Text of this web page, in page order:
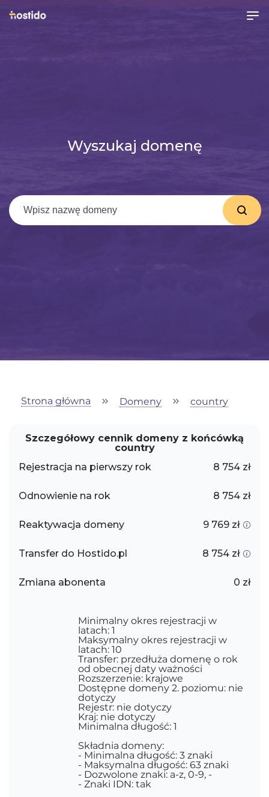
Wyszukaj domenę
Strona główna Domeny country
Szczegółowy cennik domeny z końcówką
country
Rejestracja na pierwszy rok
8 754 zł
Odnowienie na rok 8 754 zł
Reaktywacja domeny 9 769 zł
Transfer do Hostido.pl 8 754 zł
Zmiana abonenta 0 zł
Minimalny okres rejestracji w
latach: 1
Maksymalny okres rejestracji w
latach: 10
Transfer: przedłuża domenę o rok
od obecnej daty ważności
Rozszerzenie: krajowe
Dostępne domeny 2. poziomu: nie
dotyczy
Rejestr: nie dotyczy
Kraj: nie dotyczy
Minimalna długość: 1
Składnia domeny:
- Minimalna długość: 3 znaki
- Maksymalna długość: 63 znaki
- Dozwolone znaki: a-z, 0-9, -
- Znaki IDN: tak